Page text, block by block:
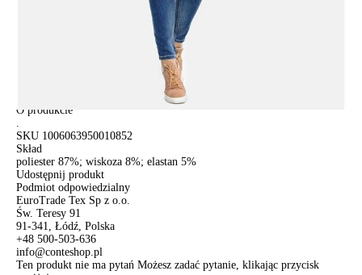
czas dostawy: 1-2 dni robocze
darmowa od 50 zł
w sklepie Conte (Łodz)
pn.- czw. 8:00 - 16:00, pt. 8:00 - 14:00
O produkcie
.
SKU 1006063950010852
Skład
poliester 87%; wiskoza 8%; elastan 5%
Udostępnij produkt
Podmiot odpowiedzialny
EuroTrade Tex Sp z o.o.
Św. Teresy 91
91-341, Łódź, Polska
+48 500-503-636
info@conteshop.pl
Ten produkt nie ma pytań Możesz zadać pytanie, klikając przycisk